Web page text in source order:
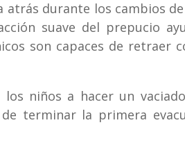
atrás durante los cambios
suave del prepucio
son capaces de retraer
los niños a hacer un
terminar la primera